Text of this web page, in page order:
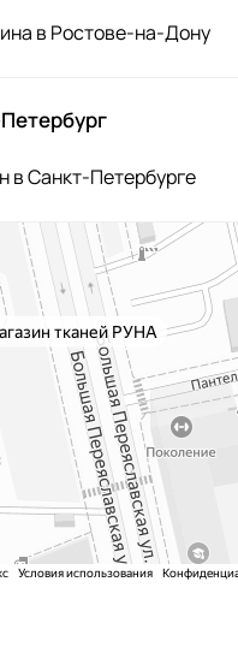
в Ростове-на-Дону
в Санкт-Петербурге